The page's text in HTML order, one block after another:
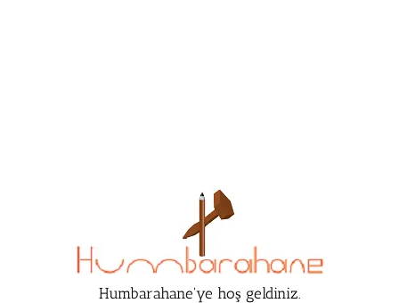
Humbarahane'ye hoş geldiniz.